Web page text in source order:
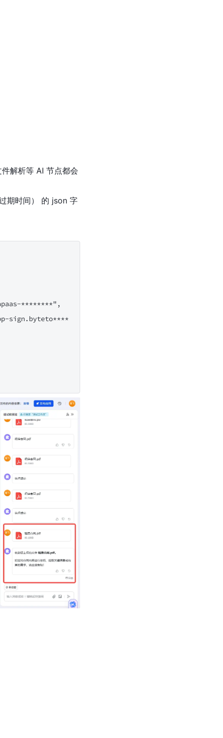
解析等 AI 节点都会
期时间） 的 json 字
********",
sign.byteto****